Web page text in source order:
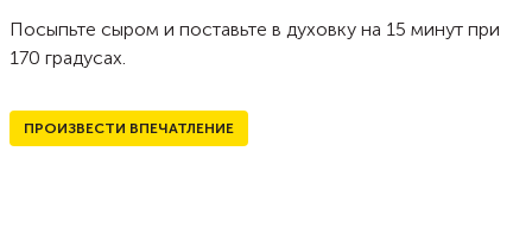
Посыпьте сыром и поставьте в духовку на 15 минут при
170 градусах.
ПРОИЗВЕСТИ ВПЕЧАТЛЕНИЕ